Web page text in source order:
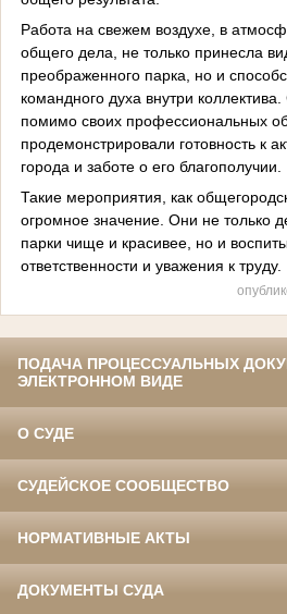
Работа на свежем воздухе, в
общего дела, не только принесла
преображенного парка, но и
командного духа внутри коллектива.
помимо своих профессиональных
продемонстрировали готовность к
города и заботе о его благополучии.
Такие мероприятия, как
огромное значение. Они не только
парки чище и красивее, но и
ответственности и уважения к труду.
ПОДАЧА ПРОЦЕССУАЛЬНЫХ
ЭЛЕКТРОННОМ ВИДЕ
О СУДЕ
СУДЕЙСКОЕ СООБЩЕСТВО
НОРМАТИВНЫЕ АКТЫ
ДОКУМЕНТЫ СУДА